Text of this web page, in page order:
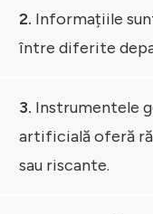
2. Informațiile
între diferite
3. Instrumentele
artificială oferă
sau riscante.